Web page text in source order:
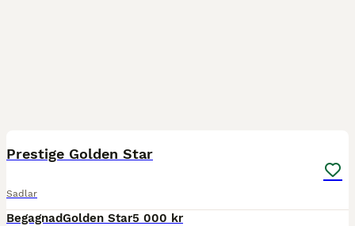
Prestige Golden Star
Sadlar
BegagnadGolden Star5 000 kr